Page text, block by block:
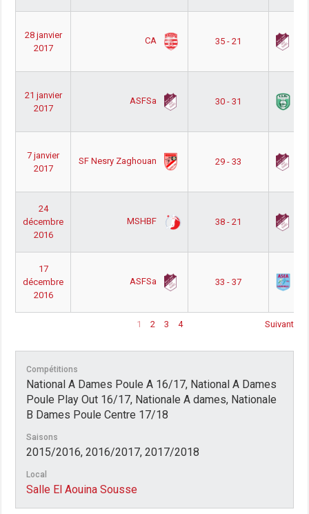
28 janvier
2017
CA 35 - 21
21 janvier
2017
ASFSa 30 - 31
7 janvier
2017
SF Nesry Zaghouan 29 - 33
24
décembre
2016
MSHBF 38 - 21
17
décembre
2016
ASFSa 33 - 37
1 2 3 4 Suivant
Compétitions
National A Dames Poule A 16/17, National A Dames
Poule Play Out 16/17, Nationale A dames, Nationale
B Dames Poule Centre 17/18
Saisons
2015/2016, 2016/2017, 2017/2018
Local
Salle El Aouina Sousse